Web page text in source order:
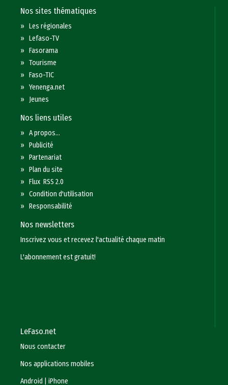
Nos sites thématiques
»Les régionales
»Lefaso-TV
»Fasorama
»Tourisme
»Faso-TIC
»Yenenga.net
» Jeunes
Nos liens utiles
»A propos...
»Publicité
»Partenariat
»Plan du site
»Flux RSS 2.0
»Condition d'utilisation
»Responsabilité
Nos newsletters
Inscrivez vous et recevez l'actualité chaque matin
L'abonnement est gratuit!
LeFaso.net
Nous contacter
Nos applications mobiles
Android
|iPhone